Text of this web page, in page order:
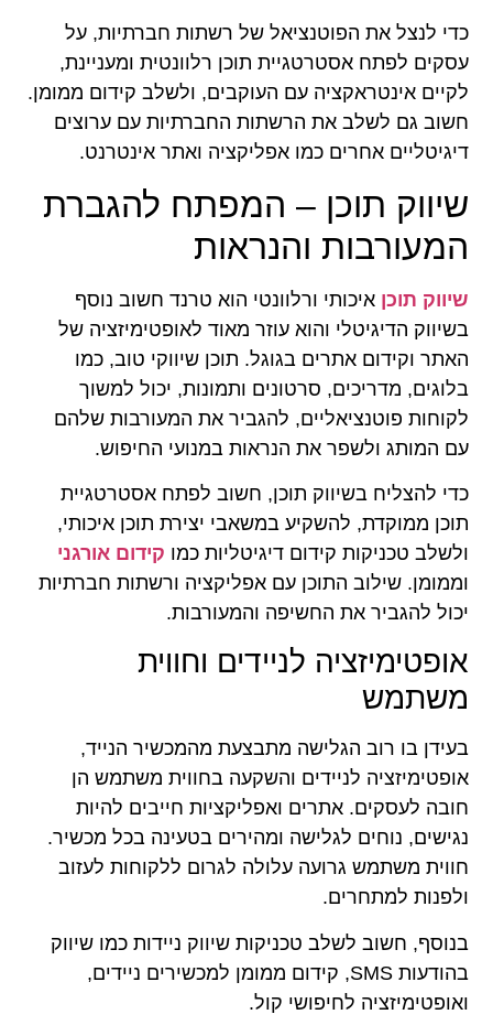
כדי לנצל את הפוטנציאל של רשתות חברתיות, על
עסקים לפתח אסטרטגיית תוכן רלוונטית ומעניינת,
לקיים אינטראקציה עם העוקבים, ולשלב קידום ממומן.
חשוב גם לשלב את הרשתות החברתיות עם ערוצים
דיגיטליים אחרים כמו אפליקציה ואתר אינטרנט.
שיווק תוכן – המפתח להגברת
המעורבות והנראות
שיווק תוכן איכותי ורלוונטי הוא טרנד חשוב נוסף
בשיווק הדיגיטלי והוא עוזר מאוד לאופטימיזציה של
האתר וקידום אתרים בגוגל. תוכן שיווקי טוב, כמו
בלוגים, מדריכים, סרטונים ותמונות, יכול למשוך
לקוחות פוטנציאליים, להגביר את המעורבות שלהם
עם המותג ולשפר את הנראות במנועי החיפוש.
כדי להצליח בשיווק תוכן, חשוב לפתח אסטרטגיית
תוכן ממוקדת, להשקיע במשאבי יצירת תוכן איכותי,
ולשלב טכניקות קידום דיגיטליות כמו קידום אורגני
וממומן. שילוב התוכן עם אפליקציה ורשתות חברתיות
יכול להגביר את החשיפה והמעורבות.
אופטימיזציה לניידים וחווית
משתמש
בעידן בו רוב הגלישה מתבצעת מהמכשיר הנייד,
אופטימיזציה לניידים והשקעה בחווית משתמש הן
חובה לעסקים. אתרים ואפליקציות חייבים להיות
נגישים, נוחים לגלישה ומהירים בטעינה בכל מכשיר.
חווית משתמש גרועה עלולה לגרום ללקוחות לעזוב
ולפנות למתחרים.
בנוסף, חשוב לשלב טכניקות שיווק ניידות כמו שיווק
בהודעות SMS, קידום ממומן למכשירים ניידים,
ואופטימיזציה לחיפושי קול.